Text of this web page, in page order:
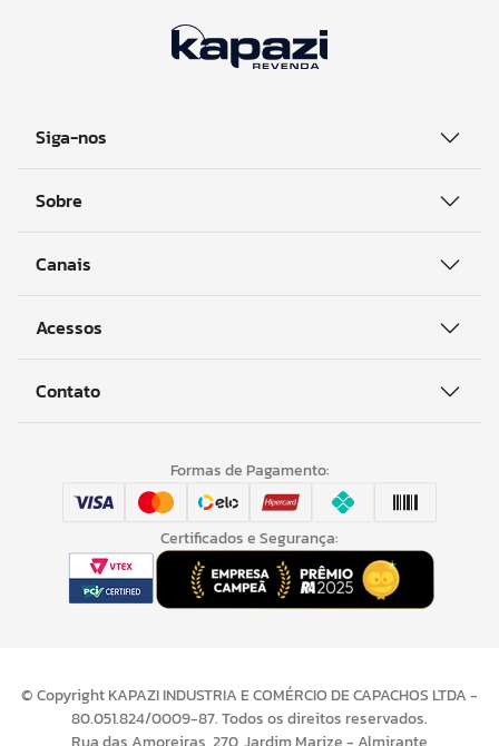
Siga-nos
Sobre
Canais
Acessos
Contato
Formas de Pagamento:
Certificados e Segurança:
© Copyright KAPAZI INDUSTRIA E COMÉRCIO DE CAPACHOS LTDA -
80.051.824/0009-87. Todos os direitos reservados.